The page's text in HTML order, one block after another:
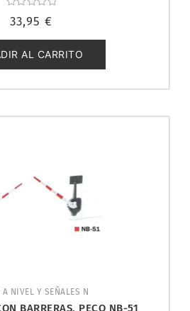
con
de
5
33,95 €
AL CARRITO
A NIVEL Y SEÑALES N
BARRERAS. PECO NB-51